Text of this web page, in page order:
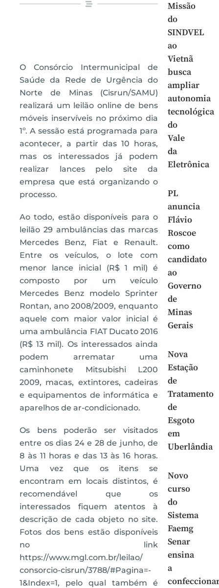
O Consórcio Intermunicipal de
Saúde da Rede de Urgência do
Norte de Minas (Cisrun/SAMU)
realizará um leilão online de bens
móveis inservíveis no próximo dia
1º. A sessão está programada para
acontecer, a partir das 10 horas,
mas os interessados já podem
realizar lances pelo site da
empresa que está organizando o
processo.
Ao todo, estão disponíveis para o
leilão 29 ambulâncias das marcas
Mercedes Benz, Fiat e Renault.
Entre os veículos, o lote com
menor lance inicial (R$ 1 mil) é
composto por um veículo
Mercedes Benz modelo Sprinter
Rontan, ano 2008/2009, enquanto
aquele com maior valor inicial é
uma ambulância FIAT Ducato 2016
(R$ 13 mil). Os interessados ainda
podem arrematar uma
caminhonete Mitsubishi L200
2009, macas, extintores, cadeiras
e equipamentos de informática e
aparelhos de ar-condicionado.
Os bens poderão ser visitados
entre os dias 24 e 28 de junho, de
8 às 11 horas e das 13 às 16 horas.
Uma vez que os itens se
encontram em locais distintos, é
recomendável que os
interessados fiquem atentos à
descrição de cada objeto no site.
Fotos dos bens estão disponíveis
no link
https://www.mgl.com.br/leilao/
consorcio-cisrun/3788/#Pagina=-
1&Index=1, pelo qual também é
Missão
do
SINDVEL
ao
Vietnã
busca
ampliar
autonomia
tecnológica
do
Vale
da
Eletrônica
PL
anuncia
Flávio
Roscoe
como
candidato
ao
Governo
de
Minas
Gerais
Nova
Estação
de
Tratamento
de
Esgoto
em
Uberlândia
Novo
curso
do
Sistema
Faemg
Senar
ensina
a